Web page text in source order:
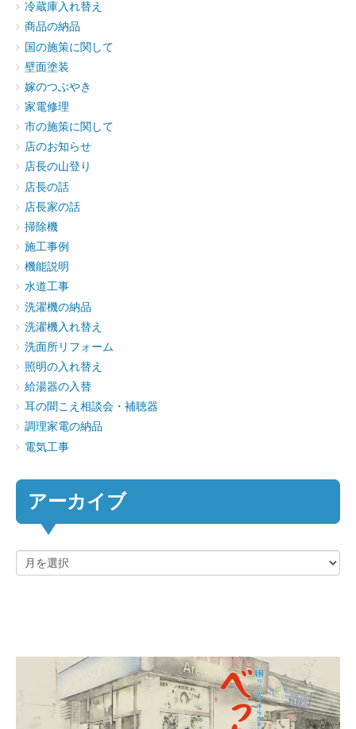
冷蔵庫入れ替え
商品の納品
国の施策に関して
壁面塗装
嫁のつぶやき
家電修理
市の施策に関して
店のお知らせ
店長の山登り
店長の話
店長家の話
掃除機
施工事例
機能説明
水道工事
洗濯機の納品
洗濯機入れ替え
洗面所リフォーム
照明の入れ替え
給湯器の入替
耳の聞こえ相談会・補聴器
調理家電の納品
電気工事
アーカイブ